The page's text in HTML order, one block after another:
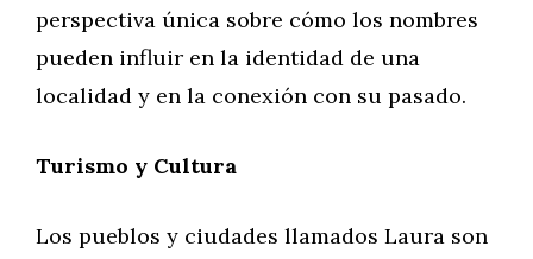
perspectiva única sobre cómo los nombres
pueden influir en la identidad de una
localidad y en la conexión con su pasado.
Turismo y Cultura
Los pueblos y ciudades llamados Laura son